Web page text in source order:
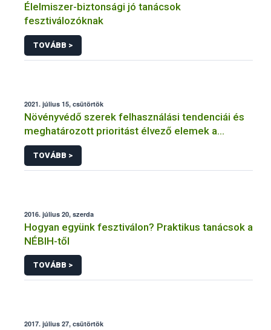
Élelmiszer-biztonsági jó tanácsok
fesztiválozóknak
TOVÁBB >
2021. július 15, csütörtök
Növényvédő szerek felhasználási tendenciái és
meghatározott prioritást élvező elemek a
fenntartható növényvédelem érdekében
TOVÁBB >
2016. július 20, szerda
Hogyan együnk fesztiválon? Praktikus tanácsok a
NÉBIH-től
TOVÁBB >
2017. július 27, csütörtök